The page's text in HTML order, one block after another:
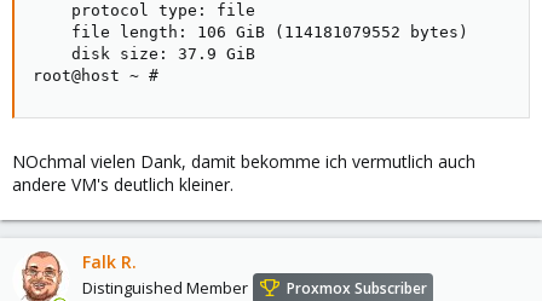
    protocol type: file
    file length: 106 GiB (114181079552 bytes)
    disk size: 37.9 GiB
root@host ~ #
NOchmal vielen Dank, damit bekomme ich vermutlich auch
andere VM's deutlich kleiner.
Falk R.
Distinguished Member Proxmox Subscriber